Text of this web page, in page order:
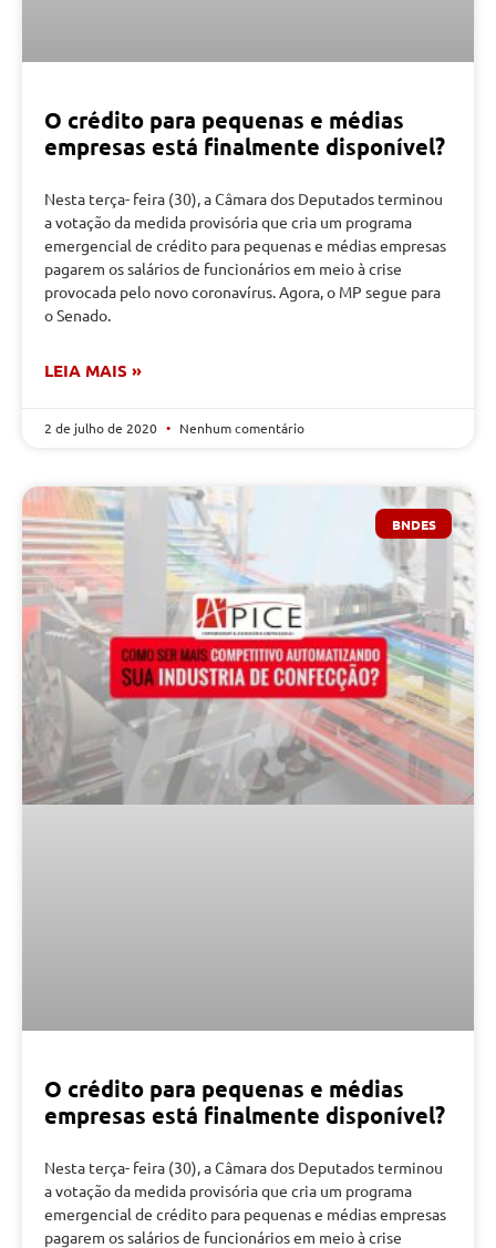
O crédito para pequenas e médias
empresas está finalmente disponível?
Nesta terça- feira (30), a Câmara dos Deputados terminou
a votação da medida provisória que cria um programa
emergencial de crédito para pequenas e médias empresas
pagarem os salários de funcionários em meio à crise
provocada pelo novo coronavírus. Agora, o MP segue para
o Senado.
LEIA MAIS »
2 de julho de 2020 Nenhum comentário
BNDES
O crédito para pequenas e médias
empresas está finalmente disponível?
Nesta terça- feira (30), a Câmara dos Deputados terminou
a votação da medida provisória que cria um programa
emergencial de crédito para pequenas e médias empresas
pagarem os salários de funcionários em meio à crise